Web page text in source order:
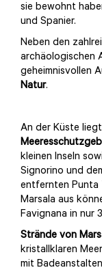
sie bewohnt
und Spanier.
Neben den
archäologischen
geheimnisvollen
Natur.
An der Küste
kleinen Inseln
Signorino und
entfernten Punta
Marsala aus
Favignana in nur
Strände von
kristallklaren
mit